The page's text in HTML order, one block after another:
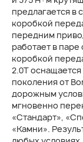
предлагается в
коробкой
передним
работает в
коробкой
2.0T
поколения от
дорожным
мгновенно
«Стандарт»,
«Камни».